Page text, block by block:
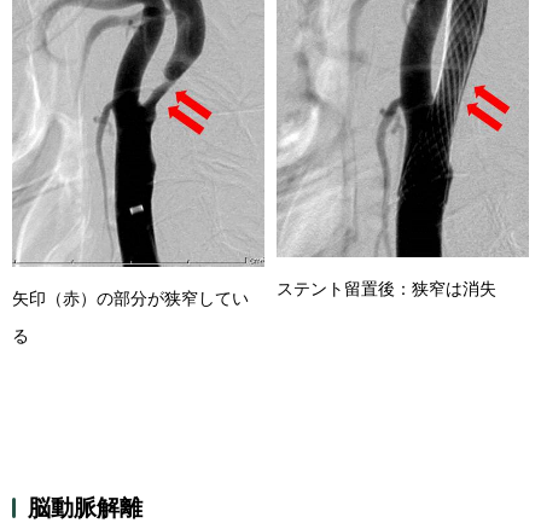
矢印（赤）の部分が狭窄してい
る
ステント留置後：狭窄は消失
脳動脈解離